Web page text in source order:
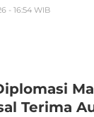
- 16:54 WIB
Terima